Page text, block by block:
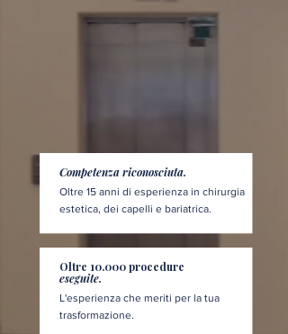
Competenza riconosciuta.
Oltre 15 anni di esperienza in chirurgia
estetica, dei capelli e bariatrica.
Oltre 10.000 procedure
eseguite.
L'esperienza che meriti per la tua
trasformazione.